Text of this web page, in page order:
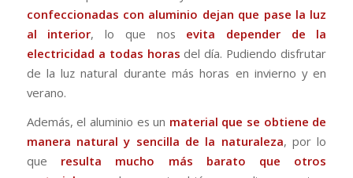
confeccionadas con aluminio dejan que pase la luz
al interior, lo que nos evita depender de la
electricidad a todas horas del día. Pudiendo disfrutar
de la luz natural durante más horas en invierno y en
verano.
Además, el aluminio es un material que se obtiene de
manera natural y sencilla de la naturaleza, por lo
que resulta mucho más barato que otros